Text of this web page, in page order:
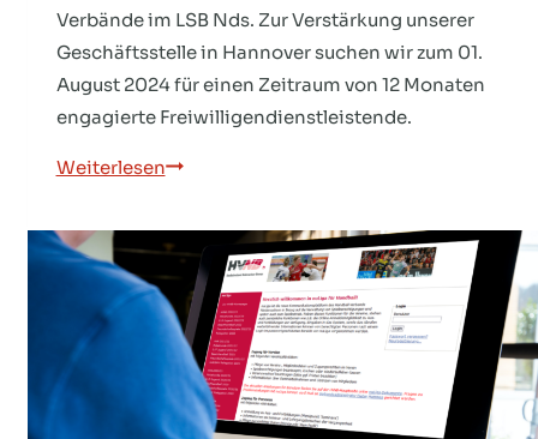
Verbände im LSB Nds. Zur Verstärkung unserer
Geschäftsstelle in Hannover suchen wir zum 01.
August 2024 für einen Zeitraum von 12 Monaten
engagierte Freiwilligendienstleistende.
WeiterlesenHVNB
neue
Freiwilligendienstleistende